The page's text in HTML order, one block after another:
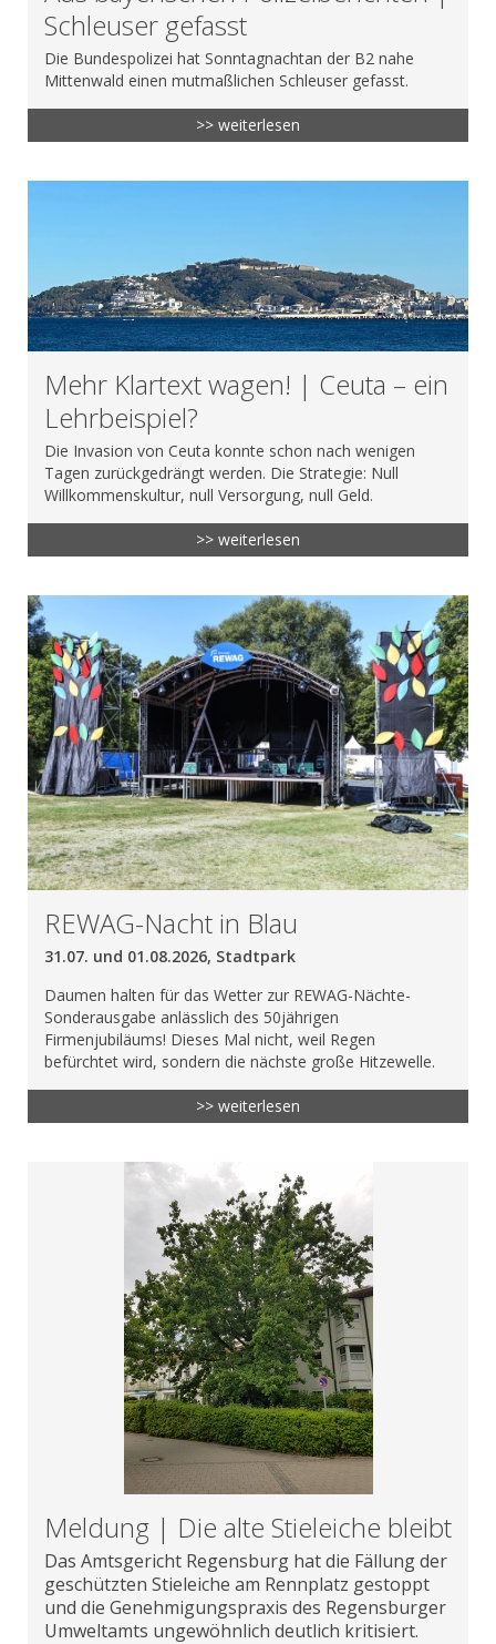
Schleuser gefasst
Die Bundespolizei hat Sonntagnachtan der B2 nahe
Mittenwald einen mutmaßlichen Schleuser gefasst.
>> weiterlesen
Mehr Klartext wagen! | Ceuta – ein
Lehrbeispiel?
Die Invasion von Ceuta konnte schon nach wenigen
Tagen zurückgedrängt werden. Die Strategie: Null
Willkommenskultur, null Versorgung, null Geld.
>> weiterlesen
REWAG-Nacht in Blau
31.07. und 01.08.2026, Stadtpark
Daumen halten für das Wetter zur REWAG-Nächte-
Sonderausgabe anlässlich des 50jährigen
Firmenjubiläums! Dieses Mal nicht, weil Regen
befürchtet wird, sondern die nächste große Hitzewelle.
>> weiterlesen
Meldung | Die alte Stieleiche bleibt
Das Amtsgericht Regensburg hat die Fällung der
geschützten Stieleiche am Rennplatz gestoppt
und die Genehmigungspraxis des Regensburger
Umweltamts ungewöhnlich deutlich kritisiert.